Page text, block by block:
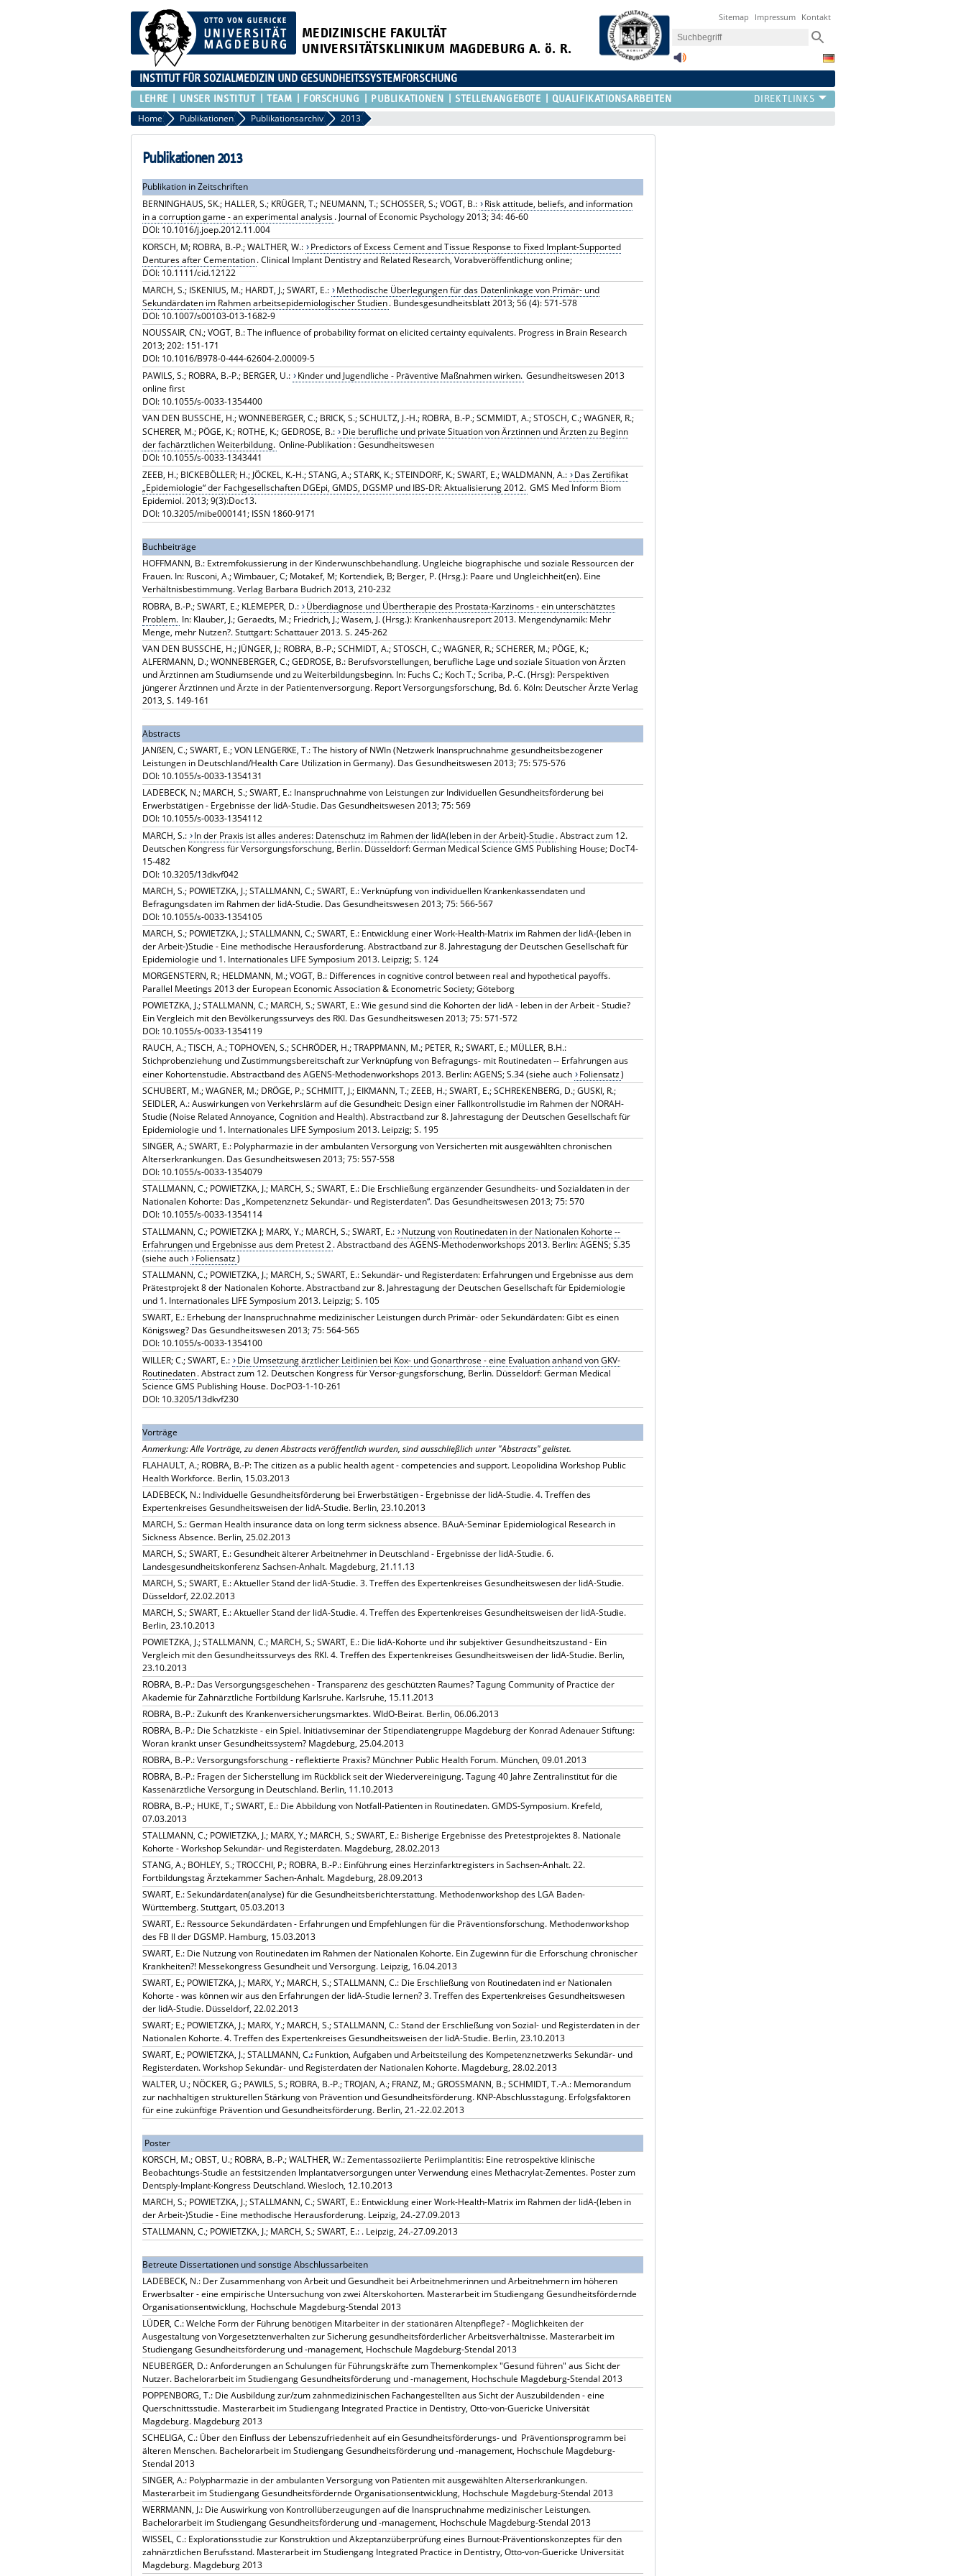
MEDIZINISCHE FAKULTÄT
UNIVERSITÄTSKLINIKUM MAGDEBURG A. ö. R.
Sitemap Impressum Kontakt
INSTITUT FÜR SOZIALMEDIZIN UND GESUNDHEITSSYSTEMFORSCHUNG
LEHRE UNSER INSTITUT TEAM FORSCHUNG PUBLIKATIONEN STELLENANGEBOTE QUALIFIKATIONSARBEITEN
Home Publikationen Publikationsarchiv 2013
Publikationen 2013
Publikation in Zeitschriften
BERNINGHAUS, SK.; HALLER, S.; KRÜGER, T.; NEUMANN, T.; SCHOSSER, S.; VOGT, B.:
Risk attitude, beliefs, and information
in a corruption game - an experimental analysis. Journal of Economic Psychology 2013; 34: 46-60
DOI: 10.1016/j.joep.2012.11.004
KORSCH, M; ROBRA, B.-P.; WALTHER, W.:
Predictors of Excess Cement and Tissue Response to Fixed Implant-Supported
Dentures after Cementation. Clinical Implant Dentistry and Related Research, Vorabveröffentlichung online;
DOI: 10.1111/cid.12122
MARCH, S.; ISKENIUS, M.; HARDT, J.; SWART, E.:
Methodische Überlegungen für das Datenlinkage von Primär- und
Sekundärdaten im Rahmen arbeitsepidemiologischer Studien. Bundesgesundheitsblatt 2013; 56 (4): 571-578
DOI: 10.1007/s00103-013-1682-9
NOUSSAIR, CN.; VOGT, B.: The influence of probability format on elicited certainty equivalents. Progress in Brain Research
2013; 202: 151-171
DOI: 10.1016/B978-0-444-62604-2.00009-5
PAWILS, S.; ROBRA, B.-P.; BERGER, U.:
Kinder und Jugendliche - Präventive Maßnahmen wirken. Gesundheitswesen 2013
online first
DOI: 10.1055/s-0033-1354400
VAN DEN BUSSCHE, H.; WONNEBERGER, C.; BRICK, S.; SCHULTZ, J.-H.; ROBRA, B.-P.; SCMMIDT, A.; STOSCH, C.; WAGNER, R.;
SCHERER, M.; PÖGE, K.; ROTHE, K.; GEDROSE, B.:
Die berufliche und private Situation von Ärztinnen und Ärzten zu Beginn
der fachärztlichen Weiterbildung. Online-Publikation : Gesundheitswesen
DOI: 10.1055/s-0033-1343441
ZEEB, H.; BICKEBÖLLER; H.; JÖCKEL, K.-H.; STANG, A.; STARK, K.; STEINDORF, K.; SWART, E.; WALDMANN, A.:
Das Zertifikat
„Epidemiologie“ der Fachgesellschaften DGEpi, GMDS, DGSMP und IBS-DR: Aktualisierung 2012. GMS Med Inform Biom
Epidemiol. 2013; 9(3):Doc13.
DOI: 10.3205/mibe000141; ISSN 1860-9171
Buchbeiträge
HOFFMANN, B.: Extremfokussierung in der Kinderwunschbehandlung. Ungleiche biographische und soziale Ressourcen der
Frauen. In: Rusconi, A.; Wimbauer, C; Motakef, M; Kortendiek, B; Berger, P. (Hrsg.): Paare und Ungleichheit(en). Eine
Verhältnisbestimmung. Verlag Barbara Budrich 2013, 210-232
ROBRA, B.-P.; SWART, E.; KLEMEPER, D.:
Überdiagnose und Übertherapie des Prostata-Karzinoms - ein unterschätztes
Problem. In: Klauber, J.; Geraedts, M.; Friedrich, J.; Wasem, J. (Hrsg.): Krankenhausreport 2013. Mengendynamik: Mehr
Menge, mehr Nutzen?. Stuttgart: Schattauer 2013. S. 245-262
VAN DEN BUSSCHE, H.; JÜNGER, J.; ROBRA, B.-P.; SCHMIDT, A.; STOSCH, C.; WAGNER, R.; SCHERER, M.; PÖGE, K.;
ALFERMANN, D.; WONNEBERGER, C.; GEDROSE, B.: Berufsvorstellungen, berufliche Lage und soziale Situation von Ärzten
und Ärztinnen am Studiumsende und zu Weiterbildungsbeginn. In: Fuchs C.; Koch T.; Scriba, P.-C. (Hrsg): Perspektiven
jüngerer Ärztinnen und Ärzte in der Patientenversorgung. Report Versorgungsforschung, Bd. 6. Köln: Deutscher Ärzte Verlag
2013, S. 149-161
Abstracts
JANßEN, C.; SWART, E.; VON LENGERKE, T.: The history of NWIn (Netzwerk Inanspruchnahme gesundheitsbezogener
Leistungen in Deutschland/Health Care Utilization in Germany). Das Gesundheitswesen 2013; 75: 575-576
DOI: 10.1055/s-0033-1354131
LADEBECK, N.; MARCH, S.; SWART, E.: Inanspruchnahme von Leistungen zur Individuellen Gesundheitsförderung bei
Erwerbstätigen - Ergebnisse der lidA-Studie. Das Gesundheitswesen 2013; 75: 569
DOI: 10.1055/s-0033-1354112
MARCH, S.:
In der Praxis ist alles anderes: Datenschutz im Rahmen der lidA(leben in der Arbeit)-Studie . Abstract zum 12.
Deutschen Kongress für Versorgungsforschung, Berlin. Düsseldorf: German Medical Science GMS Publishing House; DocT4-
15-482
DOI: 10.3205/13dkvf042
MARCH, S.; POWIETZKA, J.; STALLMANN, C.; SWART, E.: Verknüpfung von individuellen Krankenkassendaten und
Befragungsdaten im Rahmen der lidA-Studie. Das Gesundheitswesen 2013; 75: 566-567
DOI: 10.1055/s-0033-1354105
MARCH, S.; POWIETZKA, J.; STALLMANN, C.; SWART, E.: Entwicklung einer Work-Health-Matrix im Rahmen der lidA-(leben in
der Arbeit-)Studie - Eine methodische Herausforderung. Abstractband zur 8. Jahrestagung der Deutschen Gesellschaft für
Epidemiologie und 1. Internationales LIFE Symposium 2013. Leipzig; S. 124
MORGENSTERN, R.; HELDMANN, M.; VOGT, B.: Differences in cognitive control between real and hypothetical payoffs.
Parallel Meetings 2013 der European Economic Association & Econometric Society; Göteborg
POWIETZKA, J.; STALLMANN, C.; MARCH, S.; SWART, E.: Wie gesund sind die Kohorten der lidA - leben in der Arbeit - Studie?
Ein Vergleich mit den Bevölkerungssurveys des RKI. Das Gesundheitswesen 2013; 75: 571-572
DOI: 10.1055/s-0033-1354119
RAUCH, A.; TISCH, A.; TOPHOVEN, S.; SCHRÖDER, H.; TRAPPMANN, M.; PETER, R.; SWART, E.; MÜLLER, B.H.:
Stichprobenziehung und Zustimmungsbereitschaft zur Verknüpfung von Befragungs- mit Routinedaten -- Erfahrungen aus
einer Kohortenstudie. Abstractband des AGENS-Methodenworkshops 2013. Berlin: AGENS; S.34 (siehe auch
Foliensatz)
SCHUBERT, M.; WAGNER, M.; DRÖGE, P.; SCHMITT, J.; EIKMANN, T.; ZEEB, H.; SWART, E.; SCHREKENBERG, D.; GUSKI, R.;
SEIDLER, A.: Auswirkungen von Verkehrslärm auf die Gesundheit: Design einer Fallkontrollstudie im Rahmen der NORAH-
Studie (Noise Related Annoyance, Cognition and Health). Abstractband zur 8. Jahrestagung der Deutschen Gesellschaft für
Epidemiologie und 1. Internationales LIFE Symposium 2013. Leipzig; S. 195
SINGER, A.; SWART, E.: Polypharmazie in der ambulanten Versorgung von Versicherten mit ausgewählten chronischen
Alterserkrankungen. Das Gesundheitswesen 2013; 75: 557-558
DOI: 10.1055/s-0033-1354079
STALLMANN, C.; POWIETZKA, J.; MARCH, S.; SWART, E.: Die Erschließung ergänzender Gesundheits- und Sozialdaten in der
Nationalen Kohorte: Das „Kompetenznetz Sekundär- und Registerdaten“. Das Gesundheitswesen 2013; 75: 570
DOI: 10.1055/s-0033-1354114
STALLMANN, C.; POWIETZKA J; MARX, Y.; MARCH, S.; SWART, E.:
Nutzung von Routinedaten in der Nationalen Kohorte --
Erfahrungen und Ergebnisse aus dem Pretest 2. Abstractband des AGENS-Methodenworkshops 2013. Berlin: AGENS; S.35
(siehe auch
Foliensatz)
STALLMANN, C.; POWIETZKA, J.; MARCH, S.; SWART, E.: Sekundär- und Registerdaten: Erfahrungen und Ergebnisse aus dem
Prätestprojekt 8 der Nationalen Kohorte. Abstractband zur 8. Jahrestagung der Deutschen Gesellschaft für Epidemiologie
und 1. Internationales LIFE Symposium 2013. Leipzig; S. 105
SWART, E.: Erhebung der Inanspruchnahme medizinischer Leistungen durch Primär- oder Sekundärdaten: Gibt es einen
Königsweg? Das Gesundheitswesen 2013; 75: 564-565
DOI: 10.1055/s-0033-1354100
WILLER; C.; SWART, E.:
Die Umsetzung ärztlicher Leitlinien bei Kox- und Gonarthrose - eine Evaluation anhand von GKV-
Routinedaten. Abstract zum 12. Deutschen Kongress für Versor-gungsforschung, Berlin. Düsseldorf: German Medical
Science GMS Publishing House. DocPO3-1-10-261
DOI: 10.3205/13dkvf230
Vorträge
Anmerkung: Alle Vorträge, zu denen Abstracts veröffentlich wurden, sind ausschließlich unter "Abstracts" gelistet.
FLAHAULT, A.; ROBRA, B.-P: The citizen as a public health agent - competencies and support. Leopolidina Workshop Public
Health Workforce. Berlin, 15.03.2013
LADEBECK, N.: Individuelle Gesundheitsförderung bei Erwerbstätigen - Ergebnisse der lidA-Studie. 4. Treffen des
Expertenkreises Gesundheitsweisen der lidA-Studie. Berlin, 23.10.2013
MARCH, S.: German Health insurance data on long term sickness absence. BAuA-Seminar Epidemiological Research in
Sickness Absence. Berlin, 25.02.2013
MARCH, S.; SWART, E.: Gesundheit älterer Arbeitnehmer in Deutschland - Ergebnisse der lidA-Studie. 6.
Landesgesundheitskonferenz Sachsen-Anhalt. Magdeburg, 21.11.13
MARCH, S.; SWART, E.: Aktueller Stand der lidA-Studie. 3. Treffen des Expertenkreises Gesundheitswesen der lidA-Studie.
Düsseldorf, 22.02.2013
MARCH, S.; SWART, E.: Aktueller Stand der lidA-Studie. 4. Treffen des Expertenkreises Gesundheitsweisen der lidA-Studie.
Berlin, 23.10.2013
POWIETZKA, J.; STALLMANN, C.; MARCH, S.; SWART, E.: Die lidA-Kohorte und ihr subjektiver Gesundheitszustand - Ein
Vergleich mit den Gesundheitssurveys des RKI. 4. Treffen des Expertenkreises Gesundheitsweisen der lidA-Studie. Berlin,
23.10.2013
ROBRA, B.-P.: Das Versorgungsgeschehen - Transparenz des geschützten Raumes? Tagung Community of Practice der
Akademie für Zahnärztliche Fortbildung Karlsruhe. Karlsruhe, 15.11.2013
ROBRA, B.-P.: Zukunft des Krankenversicherungsmarktes. WIdO-Beirat. Berlin, 06.06.2013
ROBRA, B.-P.: Die Schatzkiste - ein Spiel. Initiativseminar der Stipendiatengruppe Magdeburg der Konrad Adenauer Stiftung:
Woran krankt unser Gesundheitssystem? Magdeburg, 25.04.2013
ROBRA, B.-P.: Versorgungsforschung - reflektierte Praxis? Münchner Public Health Forum. München, 09.01.2013
ROBRA, B.-P.: Fragen der Sicherstellung im Rückblick seit der Wiedervereinigung. Tagung 40 Jahre Zentralinstitut für die
Kassenärztliche Versorgung in Deutschland. Berlin, 11.10.2013
ROBRA, B.-P.; HUKE, T.; SWART, E.: Die Abbildung von Notfall-Patienten in Routinedaten. GMDS-Symposium. Krefeld,
07.03.2013
STALLMANN, C.; POWIETZKA, J.; MARX, Y.; MARCH, S.; SWART, E.: Bisherige Ergebnisse des Pretestprojektes 8. Nationale
Kohorte - Workshop Sekundär- und Registerdaten. Magdeburg, 28.02.2013
STANG, A.; BOHLEY, S.; TROCCHI, P.; ROBRA, B.-P.: Einführung eines Herzinfarktregisters in Sachsen-Anhalt. 22.
Fortbildungstag Ärztekammer Sachen-Anhalt. Magdeburg, 28.09.2013
SWART, E.: Sekundärdaten(analyse) für die Gesundheitsberichterstattung. Methodenworkshop des LGA Baden-
Württemberg. Stuttgart, 05.03.2013
SWART, E.: Ressource Sekundärdaten - Erfahrungen und Empfehlungen für die Präventionsforschung. Methodenworkshop
des FB II der DGSMP. Hamburg, 15.03.2013
SWART, E.: Die Nutzung von Routinedaten im Rahmen der Nationalen Kohorte. Ein Zugewinn für die Erforschung chronischer
Krankheiten?! Messekongress Gesundheit und Versorgung. Leipzig, 16.04.2013
SWART, E.; POWIETZKA, J.; MARX, Y.; MARCH, S.; STALLMANN, C.: Die Erschließung von Routinedaten ind er Nationalen
Kohorte - was können wir aus den Erfahrungen der lidA-Studie lernen? 3. Treffen des Expertenkreises Gesundheitswesen
der lidA-Studie. Düsseldorf, 22.02.2013
SWART; E.; POWIETZKA, J.; MARX, Y.; MARCH, S.; STALLMANN, C.: Stand der Erschließung von Sozial- und Registerdaten in der
Nationalen Kohorte. 4. Treffen des Expertenkreises Gesundheitsweisen der lidA-Studie. Berlin, 23.10.2013
SWART, E.; POWIETZKA, J.; STALLMANN, C.: Funktion, Aufgaben und Arbeitsteilung des Kompetenznetzwerks Sekundär- und
Registerdaten. Workshop Sekundär- und Registerdaten der Nationalen Kohorte. Magdeburg, 28.02.2013
WALTER, U.; NÖCKER, G.; PAWILS, S.; ROBRA, B.-P.; TROJAN, A.; FRANZ, M.; GROSSMANN, B.; SCHMIDT, T.-A.: Memorandum
zur nachhaltigen strukturellen Stärkung von Prävention und Gesundheitsförderung. KNP-Abschlusstagung. Erfolgsfaktoren
für eine zukünftige Prävention und Gesundheitsförderung. Berlin, 21.-22.02.2013
Poster
KORSCH, M.; OBST, U.; ROBRA, B.-P.; WALTHER, W.:Zementassoziierte Periimplantitis: Eine retrospektive klinische
Beobachtungs-Studie an festsitzenden Implantatversorgungen unter Verwendung eines Methacrylat-Zementes. Poster zum
Dentsply-Implant-Kongress Deutschland. Wiesloch, 12.10.2013
MARCH, S.; POWIETZKA, J.; STALLMANN, C.; SWART, E.: Entwicklung einer Work-Health-Matrix im Rahmen der lidA-(leben in
der Arbeit-)Studie - Eine methodische Herausforderung. Leipzig, 24.-27.09.2013
STALLMANN, C.; POWIETZKA, J.; MARCH, S.; SWART, E.: . Leipzig, 24.-27.09.2013
Betreute Dissertationen und sonstige Abschlussarbeiten
LADEBECK, N.: Der Zusammenhang von Arbeit und Gesundheit bei Arbeitnehmerinnen und Arbeitnehmern im höheren
Erwerbsalter - eine empirische Untersuchung von zwei Alterskohorten. Masterarbeit im Studiengang Gesundheitsfördernde
Organisationsentwicklung, Hochschule Magdeburg-Stendal 2013
LÜDER, C.: Welche Form der Führung benötigen Mitarbeiter in der stationären Altenpflege? - Möglichkeiten der
Ausgestaltung von Vorgesetztenverhalten zur Sicherung gesundheitsförderlicher Arbeitsverhältnisse. Masterarbeit im
Studiengang Gesundheitsförderung und -management, Hochschule Magdeburg-Stendal 2013
NEUBERGER, D.: Anforderungen an Schulungen für Führungskräfte zum Themenkomplex "Gesund führen" aus Sicht der
Nutzer. Bachelorarbeit im Studiengang Gesundheitsförderung und -management, Hochschule Magdeburg-Stendal 2013
POPPENBORG, T.: Die Ausbildung zur/zum zahnmedizinischen Fachangestellten aus Sicht der Auszubildenden - eine
Querschnittsstudie. Masterarbeit im Studiengang Integrated Practice in Dentistry, Otto-von-Guericke Universität
Magdeburg. Magdeburg 2013
SCHELIGA, C.: Über den Einfluss der Lebenszufriedenheit auf ein Gesundheitsförderungs- und Präventionsprogramm bei
älteren Menschen. Bachelorarbeit im Studiengang Gesundheitsförderung und -management, Hochschule Magdeburg-
Stendal 2013
SINGER, A.: Polypharmazie in der ambulanten Versorgung von Patienten mit ausgewählten Alterserkrankungen.
Masterarbeit im Studiengang Gesundheitsfördernde Organisationsentwicklung, Hochschule Magdeburg-Stendal 2013
WERRMANN, J.: Die Auswirkung von Kontrollüberzeugungen auf die Inanspruchnahme medizinischer Leistungen.
Bachelorarbeit im Studiengang Gesundheitsförderung und -management, Hochschule Magdeburg-Stendal 2013
WISSEL, C.: Explorationsstudie zur Konstruktion und Akzeptanzüberprüfung eines Burnout-Präventionskonzeptes für den
zahnärztlichen Berufsstand. Masterarbeit im Studiengang Integrated Practice in Dentistry, Otto-von-Guericke Universität
Magdeburg. Magdeburg 2013